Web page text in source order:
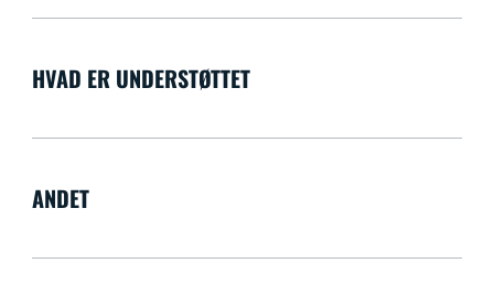
HVAD ER UNDERSTØTTET
ANDET